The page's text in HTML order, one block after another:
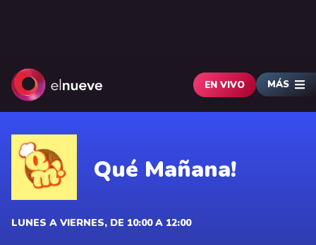
EN VIVO MÁS
Qué Mañana!
LUNES A VIERNES, DE 10:00 A 12:00